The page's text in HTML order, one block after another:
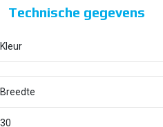
Technische gegevens
Kleur
Breedte
30